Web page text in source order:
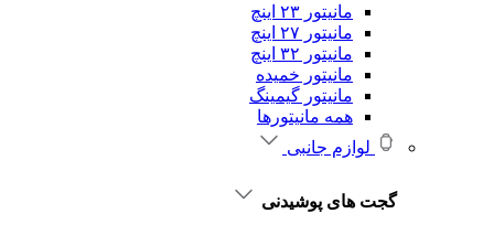
مانیتور ۲۳ اینچ
مانیتور ۲۷ اینچ
مانیتور ۳۲ اینچ
مانیتور خمیده
مانیتور گیمینگ
همه مانیتورها
لوازم جانبی
گجت های پوشیدنی